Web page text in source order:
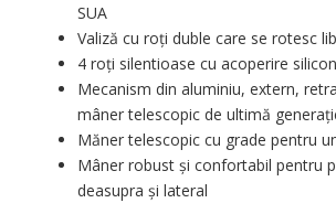
SUA
Valiză cu roți duble care se rotesc
4 roți silentioase cu acoperire
Mecanism din aluminiu, extern,
mâner telescopic de ultimă
Măner telescopic cu grade pentru
Mâner robust și confortabil pentru
deasupra și lateral